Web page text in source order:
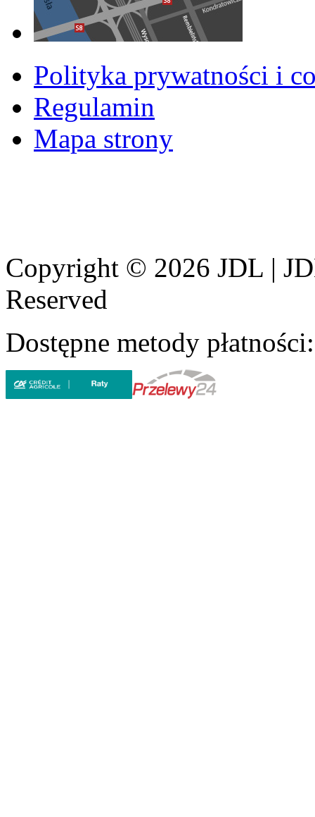
Polityka prywatności i
Regulamin
Mapa strony
Copyright © 2026 JDL |
Reserved
Dostępne metody płatności: